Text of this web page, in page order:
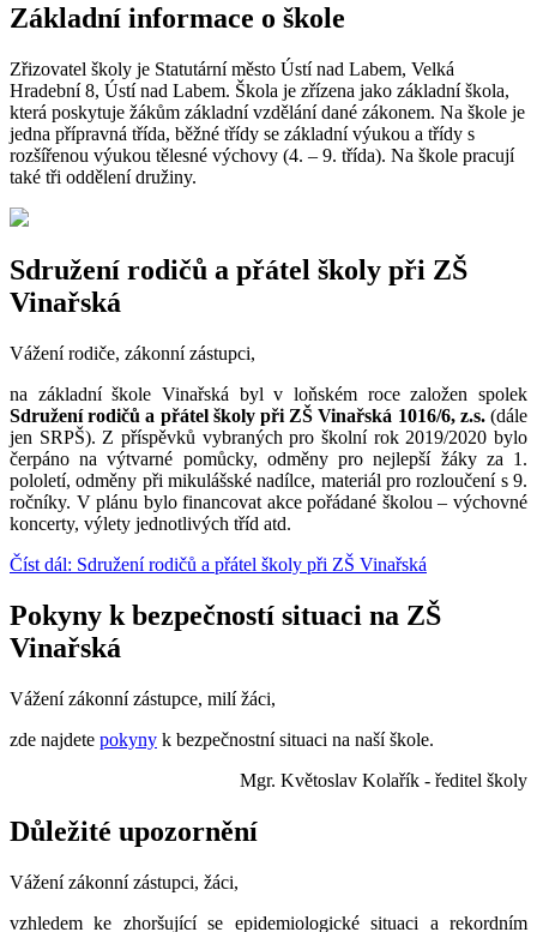
Základní informace o škole
Zřizovatel školy je Statutární město Ústí nad Labem, Velká
Hradební 8, Ústí nad Labem. Škola je zřízena jako základní škola,
která poskytuje žákům základní vzdělání dané zákonem. Na škole je
jedna přípravná třída, běžné třídy se základní výukou a třídy s
rozšířenou výukou tělesné výchovy (4. – 9. třída). Na škole pracují
také tři oddělení družiny.
Sdružení rodičů a přátel školy při ZŠ
Vinařská
Vážení rodiče, zákonní zástupci,
na základní škole Vinařská byl v loňském roce založen spolek
Sdružení rodičů a přátel školy při ZŠ Vinařská 1016/6, z.s. (dále
jen SRPŠ). Z příspěvků vybraných pro školní rok 2019/2020 bylo
čerpáno na výtvarné pomůcky, odměny pro nejlepší žáky za 1.
pololetí, odměny při mikulášské nadílce, materiál pro rozloučení s 9.
ročníky. V plánu bylo financovat akce pořádané školou – výchovné
koncerty, výlety jednotlivých tříd atd.
Číst dál: Sdružení rodičů a přátel školy při ZŠ Vinařská
Pokyny k bezpečností situaci na ZŠ
Vinařská
Vážení zákonní zástupce, milí žáci,
zde najdete pokyny k bezpečnostní situaci na naší škole.
Mgr. Květoslav Kolařík - ředitel školy
Důležité upozornění
Vážení zákonní zástupci, žáci,
vzhledem ke zhoršující se epidemiologické situaci a rekordním